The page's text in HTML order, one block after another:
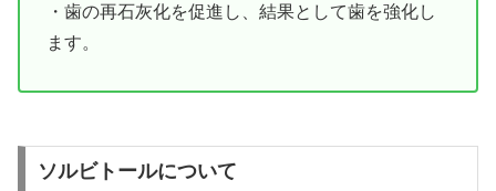
・歯の再石灰化を促進し、結果として歯を強化し
ます。
ソルビトールについて